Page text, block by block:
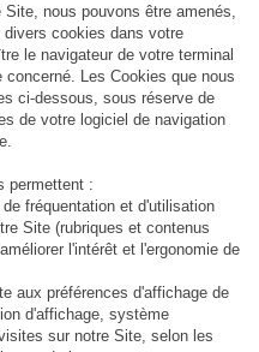
nous pouvons être amenés,
cookies dans votre
le navigateur de votre terminal
Les Cookies que nous
ci-dessous, sous réserve de
de votre logiciel de navigation
permettent :
fréquentation et d'utilisation
Site (rubriques et contenus
l'intérêt et l'ergonomie de
aux préférences d'affichage de
d'affichage, système
sur notre Site, selon les